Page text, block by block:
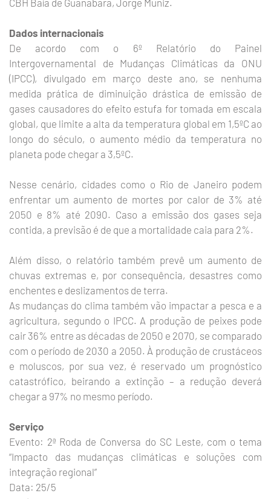
CBH Baía de Guanabara, Jorge Muniz.
Dados internacionais
De acordo com o 6º Relatório do Painel
Intergovernamental de Mudanças Climáticas da ONU
(IPCC), divulgado em março deste ano, se nenhuma
medida prática de diminuição drástica de emissão de
gases causadores do efeito estufa for tomada em escala
global, que limite a alta da temperatura global em 1,5ºC ao
longo do século, o aumento médio da temperatura no
planeta pode chegar a 3,5ºC.
Nesse cenário, cidades como o Rio de Janeiro podem
enfrentar um aumento de mortes por calor de 3% até
2050 e 8% até 2090. Caso a emissão dos gases seja
contida, a previsão é de que a mortalidade caia para 2%.
Além disso, o relatório também prevê um aumento de
chuvas extremas e, por consequência, desastres como
enchentes e deslizamentos de terra.
As mudanças do clima também vão impactar a pesca e a
agricultura, segundo o IPCC. A produção de peixes pode
cair 36% entre as décadas de 2050 e 2070, se comparado
com o período de 2030 a 2050. À produção de crustáceos
e moluscos, por sua vez, é reservado um prognóstico
catastrófico, beirando a extinção – a redução deverá
chegar a 97% no mesmo período.
Serviço
Evento: 2ª Roda de Conversa do SC Leste, com o tema
“Impacto das mudanças climáticas e soluções com
integração regional”
Data: 25/5